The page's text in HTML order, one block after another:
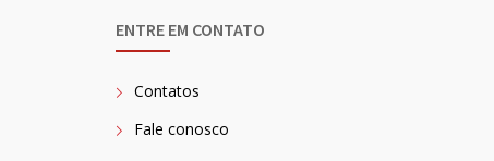
ENTRE EM CONTATO
Contatos
Fale conosco